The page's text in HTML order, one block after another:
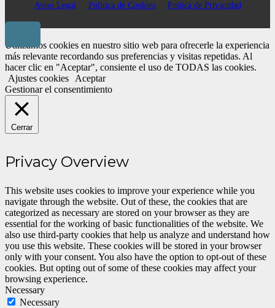
Aviso Legal
Política de Cookies Poítica de Privacidad
Utilizamos cookies en nuestro sitio web para ofrecerle la experiencia
más relevante recordando sus preferencias y visitas repetidas. Al
hacer clic en "Aceptar", consiente el uso de TODAS las cookies.
Ajustes cookies Aceptar
Gestionar el consentimiento
Cerrar
Privacy Overview
This website uses cookies to improve your experience while you
navigate through the website. Out of these, the cookies that are
categorized as necessary are stored on your browser as they are
essential for the working of basic functionalities of the website. We
also use third-party cookies that help us analyze and understand how
you use this website. These cookies will be stored in your browser
only with your consent. You also have the option to opt-out of these
cookies. But opting out of some of these cookies may affect your
browsing experience.
Necessary
Necessary